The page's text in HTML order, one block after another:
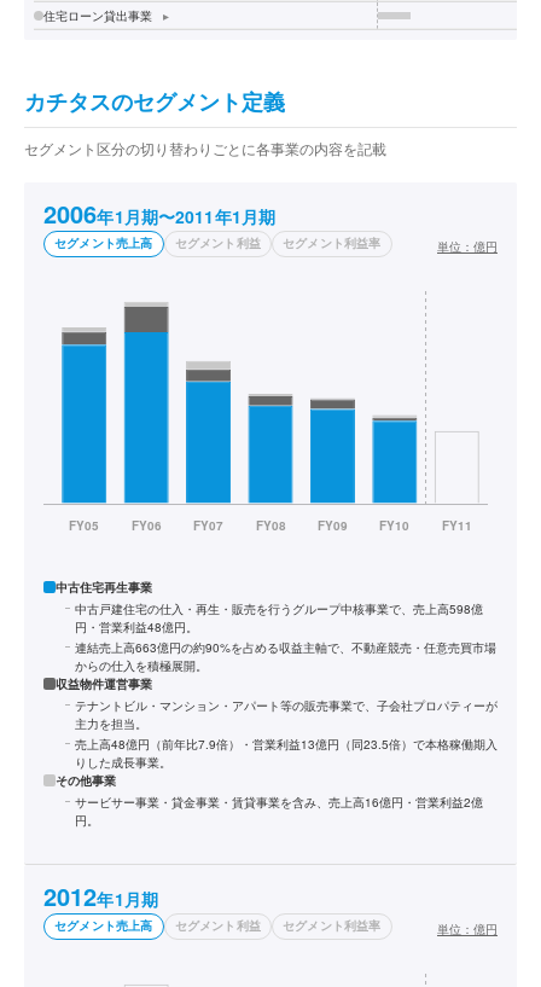
住宅ローン貸出事業
▸
カチタスのセグメント定義
セグメント区分の切り替わりごとに各事業の内容を記載
2006年1月期〜2011年1月期
セグメント売上高 セグメント利益 セグメント利益率 単位： 億円
中古住宅再生事業
中古戸建住宅の仕入・再生・販売を行うグループ中核事業で、売上高598億
円・営業利益48億円。
連結売上高663億円の約90%を占める収益主軸で、不動産競売・任意売買市場
からの仕入を積極展開。
収益物件運営事業
テナントビル・マンション・アパート等の販売事業で、子会社プロパティーが
主力を担当。
売上高48億円（前年比7.9倍）・営業利益13億円（同23.5倍）で本格稼働期入
りした成長事業。
その他事業
サービサー事業・貸金事業・賃貸事業を含み、売上高16億円・営業利益2億
円。
2012年1月期
セグメント売上高 セグメント利益 セグメント利益率 単位： 億円